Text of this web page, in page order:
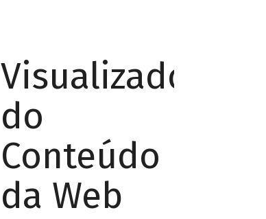
Visualizador
do
Conteúdo
da Web